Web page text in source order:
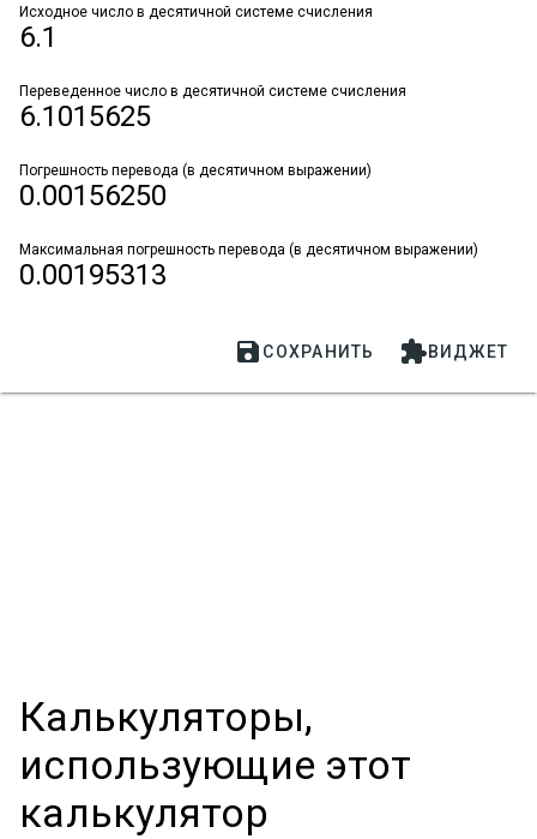
Исходное число в десятичной системе счисления
6.1
Переведенное число в десятичной системе счисления
6.1015625
Погрешность перевода (в десятичном выражении)
0.00156250
Максимальная погрешность перевода (в десятичном выражении)
0.00195313
 СОХРАНИТЬ ВИДЖЕТ
Калькуляторы,
использующие этот
калькулятор